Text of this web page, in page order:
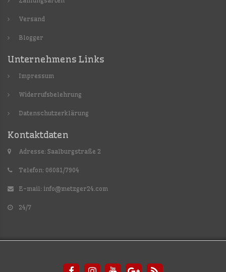
Versand
Blogger
Unternehmens Links
Impressum
Widerrufsbelehrung
Datenschutzerklärung
Kontaktdaten
Adresse: Saalburgstraße 2
Telefon: 06081/7904
E-mail: info@metzger24.com
24/7